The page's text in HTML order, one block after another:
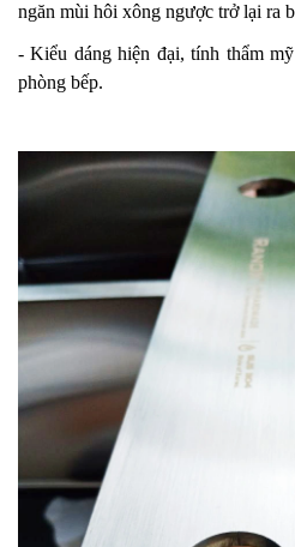
ngăn mùi hôi xông ngược trở lại ra
- Kiểu dáng hiện đại, tính thẩm
phòng bếp.